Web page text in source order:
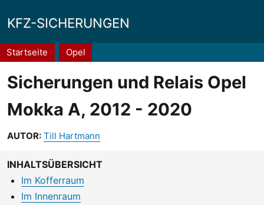
KFZ-SICHERUNGEN
Pfadnavigation
Startseite Opel
Sicherungen und Relais Opel
Mokka A, 2012 - 2020
AUTOR: Till Hartmann
INHALTSÜBERSICHT
Im Kofferraum
Im Innenraum